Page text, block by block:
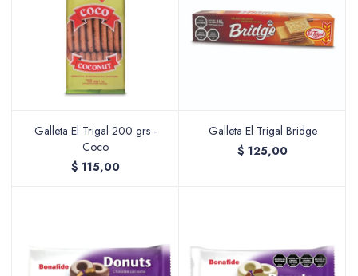
Galleta El Trigal 200 grs -
Coco
$ 115,00
Galleta El Trigal Bridge
$ 125,00